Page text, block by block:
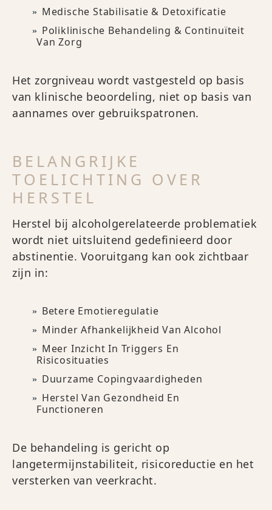
Medische Stabilisatie & Detoxificatie
Poliklinische Behandeling & Continuïteit
Van Zorg
Het zorgniveau wordt vastgesteld op basis
van klinische beoordeling, niet op basis van
aannames over gebruikspatronen.
BELANGRIJKE
TOELICHTING OVER
HERSTEL
Herstel bij alcoholgerelateerde problematiek
wordt niet uitsluitend gedefinieerd door
abstinentie. Vooruitgang kan ook zichtbaar
zijn in:
Betere Emotieregulatie
Minder Afhankelijkheid Van Alcohol
Meer Inzicht In Triggers En
Risicosituaties
Duurzame Copingvaardigheden
Herstel Van Gezondheid En
Functioneren
De behandeling is gericht op
langetermijnstabiliteit, risicoreductie en het
versterken van veerkracht.